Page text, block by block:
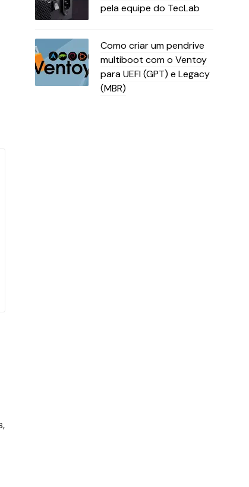
pela equipe do TecLab
Como criar um pendrive
multiboot com o Ventoy
para UEFI (GPT) e Legacy
(MBR)